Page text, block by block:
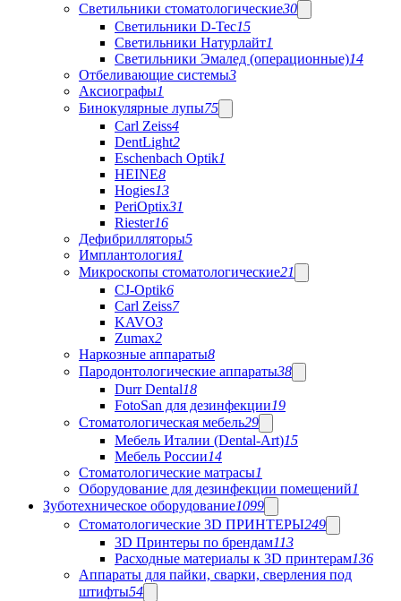
Светильники стоматологические30
Светильники D-Tec15
Светильники Натурлайт1
Светильники Эмалед (операционные)14
Отбеливающие системы3
Аксиографы1
Бинокулярные лупы75
Carl Zeiss4
DentLight2
Eschenbach Optik1
HEINE8
Hogies13
PeriOptix31
Riester16
Дефибрилляторы5
Имплантология1
Микроскопы стоматологические21
CJ-Optik6
Carl Zeiss7
KAVO3
Zumax2
Наркозные аппараты8
Пародонтологические аппараты38
Durr Dental18
FotoSan для дезинфекции19
Стоматологическая мебель29
Мебель Италии (Dental-Art)15
Мебель России14
Стоматологические матрасы1
Оборудование для дезинфекции помещений1
Зуботехническое оборудование1099
Стоматологические 3D ПРИНТЕРЫ249
3D Принтеры по брендам113
Расходные материалы к 3D принтерам136
Аппараты для пайки, сварки, сверления под
штифты54